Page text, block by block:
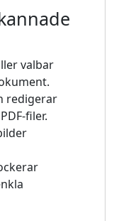
valbar
redigerar
filer.